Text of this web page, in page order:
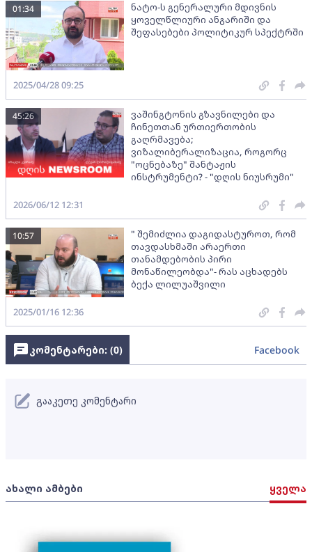
ნატო-ს გენერალური მდივნის
ყოველწლიური ანგარიში და
შეფასებები პოლიტიკურ სპექტრში
01:34
2025/04/28 09:25
ვაშინგტონის გზავნილები და
ჩინეთთან ურთიერთობის
გაღრმავება;
ვიზალიბერალიზაცია, როგორც
"ოცნებაზე" შანტაჟის
ინსტრუმენტი? - "დღის ნიუსრუმი"
45:26
2026/06/12 12:31
" შემიძლია დაგიდასტუროთ, რომ
თავდასხმაში არაერთი
თანამდებობის პირი
მონაწილეობდა"- რას აცხადებს
ბექა ლილუაშვილი
10:57
2025/01/16 12:36
ახალი ამბები ყველა
კომენტარები: (0) Facebook
გააკეთე კომენტარი